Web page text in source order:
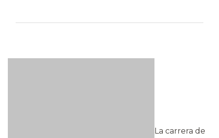
La carrera de